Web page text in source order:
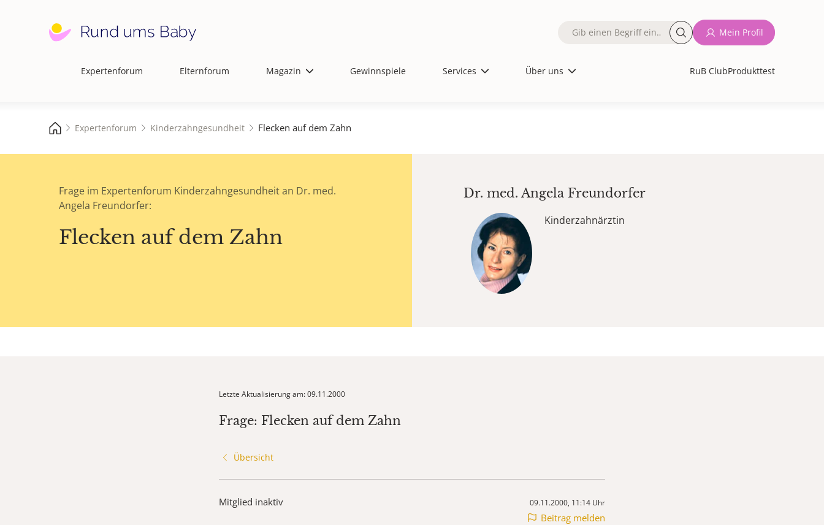
Hauptnavigation
Expertenforum Elternforum Magazin Gewinnspiele Services Über uns RuB ClubProdukttest
Fulltext
Mein Profil
Expertenforum Kinderzahngesundheit Flecken auf dem Zahn
Frage im Expertenforum Kinderzahngesundheit an Dr. med.
Angela Freundorfer:
Flecken auf dem Zahn
Dr. med.Angela Freundorfer
Kinderzahnärztin
Letzte Aktualisierung am: 09.11.2000
Frage: Flecken auf dem Zahn
Übersicht
Mitglied inaktiv 09.11.2000, 11:14 Uhr
Beitrag melden